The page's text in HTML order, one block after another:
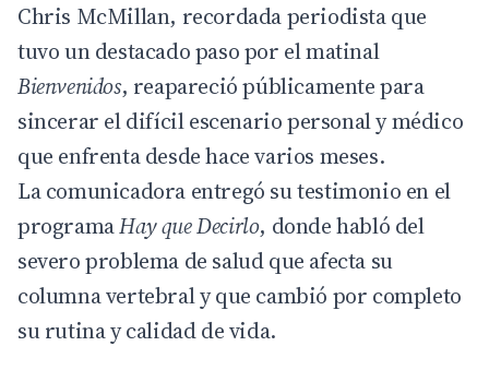
Chris McMillan, recordada periodista que
tuvo un destacado paso por el matinal
Bienvenidos, reapareció públicamente para
sincerar el difícil escenario personal y médico
que enfrenta desde hace varios meses.
La comunicadora entregó su testimonio en el
programaHay que Decirlo, donde habló del
severo problema de salud que afecta su
columna vertebral y que cambió por completo
su rutina y calidad de vida.